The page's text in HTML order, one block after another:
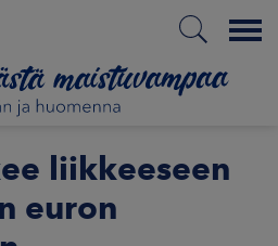
Menu
liikkeeseen
euron